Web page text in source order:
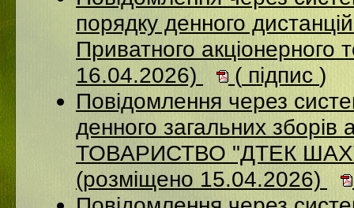
порядку денного
Приватного
16.04.2026)
( підпис )
Повідомлення через
денного загальних
ТОВАРИСТВО "ДТЕК
(розміщено 15.04.2026)